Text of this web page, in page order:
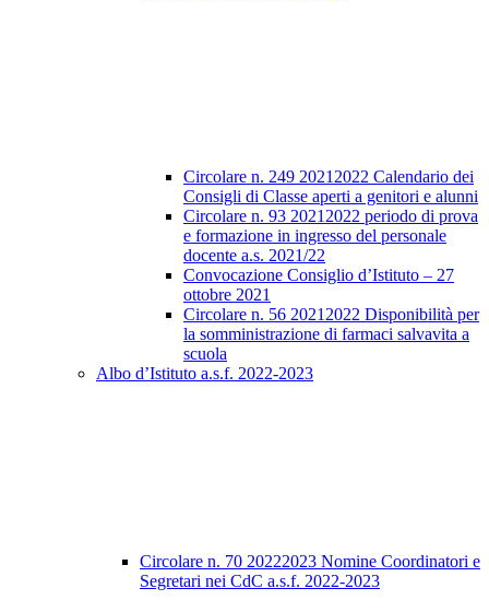
Circolare n. 249 20212022 Calendario dei
Consigli di Classe aperti a genitori e alunni
Circolare n. 93 20212022 periodo di prova
e formazione in ingresso del personale
docente a.s. 2021/22
Convocazione Consiglio d’Istituto – 27
ottobre 2021
Circolare n. 56 20212022 Disponibilità per
la somministrazione di farmaci salvavita a
scuola
Albo d’Istituto a.s.f. 2022-2023
Circolare n. 70 20222023 Nomine Coordinatori e
Segretari nei CdC a.s.f. 2022-2023